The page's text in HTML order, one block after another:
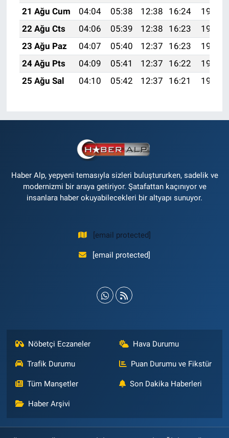
21 Ağu Cum
04:04 05:38 12:38 16:24
19:27
22 Ağu Cts
04:06 05:39 12:38 16:23
19:26
23 Ağu Paz
04:07 05:40 12:37 16:23
19:24
24 Ağu Pts
04:09 05:41 12:37 16:22
19:23
25 Ağu Sal
04:10 05:42 12:37 16:21 19:21
Haber Alp, yepyeni temasıyla sizleri buluştururken, sadelik ve
modernizmi bir araya getiriyor. Şatafattan kaçınıyor ve
insanlara haber okuyabilecekleri bir altyapı sunuyor.
[email protected]
[email protected]
Nöbetçi Eczaneler Hava Durumu
Trafik Durumu Puan Durumu ve Fikstür
Tüm Manşetler Son Dakika Haberleri
Haber Arşivi